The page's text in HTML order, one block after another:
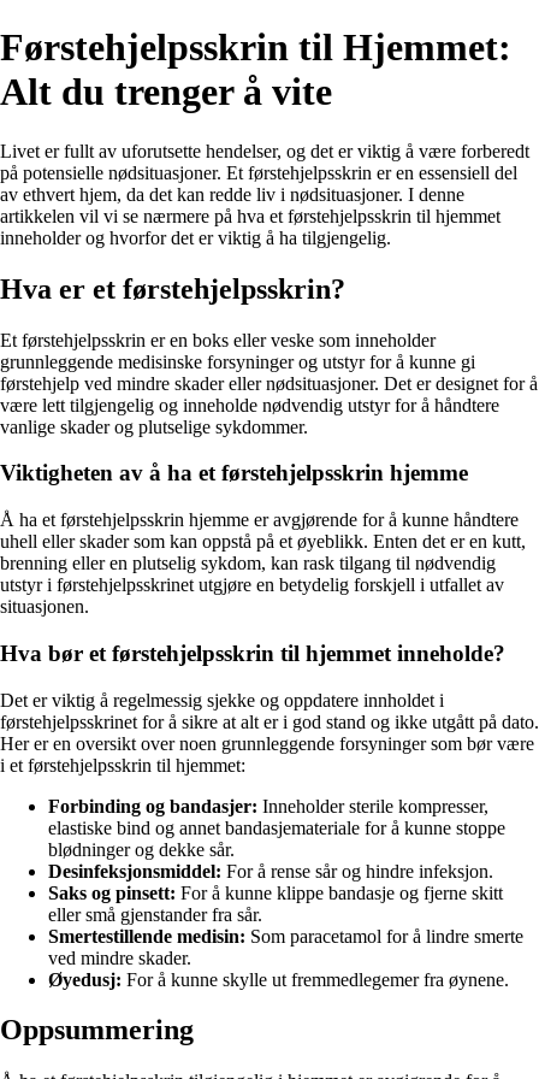
Førstehjelpsskrin til Hjemmet:
Alt du trenger å vite
Livet er fullt av uforutsette hendelser, og det er viktig å være forberedt
på potensielle nødsituasjoner. Et førstehjelpsskrin er en essensiell del
av ethvert hjem, da det kan redde liv i nødsituasjoner. I denne
artikkelen vil vi se nærmere på hva et førstehjelpsskrin til hjemmet
inneholder og hvorfor det er viktig å ha tilgjengelig.
Hva er et førstehjelpsskrin?
Et førstehjelpsskrin er en boks eller veske som inneholder
grunnleggende medisinske forsyninger og utstyr for å kunne gi
førstehjelp ved mindre skader eller nødsituasjoner. Det er designet for å
være lett tilgjengelig og inneholde nødvendig utstyr for å håndtere
vanlige skader og plutselige sykdommer.
Viktigheten av å ha et førstehjelpsskrin hjemme
Å ha et førstehjelpsskrin hjemme er avgjørende for å kunne håndtere
uhell eller skader som kan oppstå på et øyeblikk. Enten det er en kutt,
brenning eller en plutselig sykdom, kan rask tilgang til nødvendig
utstyr i førstehjelpsskrinet utgjøre en betydelig forskjell i utfallet av
situasjonen.
Hva bør et førstehjelpsskrin til hjemmet inneholde?
Det er viktig å regelmessig sjekke og oppdatere innholdet i
førstehjelpsskrinet for å sikre at alt er i god stand og ikke utgått på dato.
Her er en oversikt over noen grunnleggende forsyninger som bør være
i et førstehjelpsskrin til hjemmet:
Forbinding og bandasjer: Inneholder sterile kompresser,
elastiske bind og annet bandasjemateriale for å kunne stoppe
blødninger og dekke sår.
Desinfeksjonsmiddel: For å rense sår og hindre infeksjon.
Saks og pinsett: For å kunne klippe bandasje og fjerne skitt
eller små gjenstander fra sår.
Smertestillende medisin: Som paracetamol for å lindre smerte
ved mindre skader.
Øyedusj: For å kunne skylle ut fremmedlegemer fra øynene.
Oppsummering